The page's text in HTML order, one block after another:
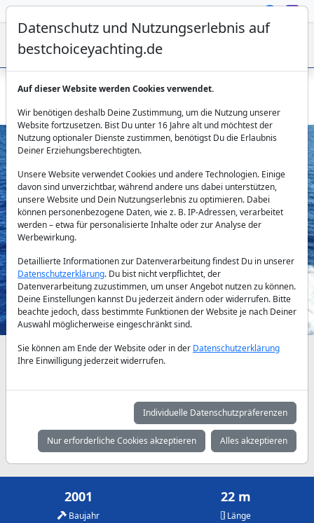
Astondoa 72 Lady Elbaum – 22m Motoryacht ab Mallorca
Previous Next
Verfügbarkeiten und Tagespreise nach Absprache
Mai Juni
3.000 €
Juli
3.500 €
August
3.500 €
September
3.000 €
Oktober
2.500 €
2001
Baujahr
22 m
Länge
Datenschutz und Nutzungserlebnis auf
bestchoiceyachting.de
Auf dieser Website werden Cookies verwendet.
Wir benötigen deshalb Deine Zustimmung, um die Nutzung unserer
Website fortzusetzen. Bist Du unter 16 Jahre alt und möchtest der
Nutzung optionaler Dienste zustimmen, benötigst Du die Erlaubnis
Deiner Erziehungsberechtigten.
Unsere Website verwendet Cookies und andere Technologien. Einige
davon sind unverzichtbar, während andere uns dabei unterstützen,
unsere Website und Dein Nutzungserlebnis zu optimieren. Dabei
können personenbezogene Daten, wie z. B. IP-Adressen, verarbeitet
werden – etwa für personalisierte Inhalte oder zur Analyse der
Werbewirkung.
Detaillierte Informationen zur Datenverarbeitung findest Du in unserer
Datenschutzerklärung. Du bist nicht verpflichtet, der
Datenverarbeitung zuzustimmen, um unser Angebot nutzen zu können.
Deine Einstellungen kannst Du jederzeit ändern oder widerrufen. Bitte
beachte jedoch, dass bestimmte Funktionen der Website je nach Deiner
Auswahl möglicherweise eingeschränkt sind.
Sie können am Ende der Website oder in der Datenschutzerklärung
Ihre Einwilligung jederzeit widerrufen.
Individuelle Datenschutzpräferenzen
Nur erforderliche Cookies akzeptieren Alles akzeptieren